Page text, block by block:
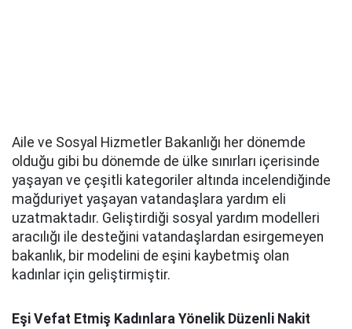
Aile ve Sosyal Hizmetler Bakanlığı her dönemde
olduğu gibi bu dönemde de ülke sınırları içerisinde
yaşayan ve çeşitli kategoriler altında incelendiğinde
mağduriyet yaşayan vatandaşlara yardım eli
uzatmaktadır. Geliştirdiği sosyal yardım modelleri
aracılığı ile desteğini vatandaşlardan esirgemeyen
bakanlık, bir modelini de eşini kaybetmiş olan
kadınlar için geliştirmiştir.
Eşi Vefat Etmiş Kadınlara Yönelik Düzenli Nakit